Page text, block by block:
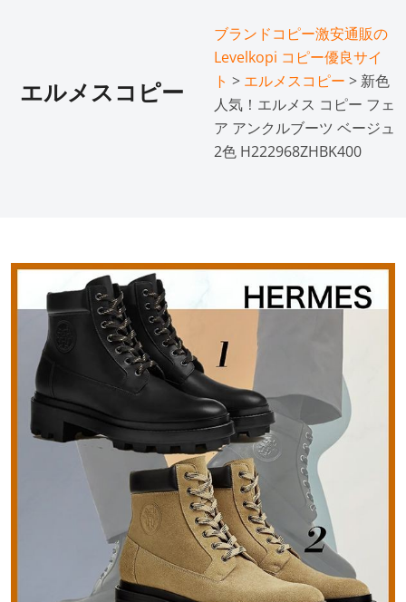
エルメスコピー
ブランドコピー激安通販の
Levelkopi コピー優良サイ
ト > エルメスコピー > 新色
人気！エルメス コピー フェ
ア アンクルブーツ ベージュ
2色 H222968ZHBK400